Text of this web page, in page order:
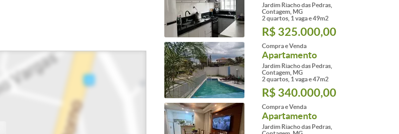
Jardim Riacho das Pedras,
Contagem, MG
2 quartos, 1 vaga e 49m2
R$ 325.000,00
Compra e Venda
Apartamento
Jardim Riacho das Pedras,
Contagem, MG
2 quartos, 1 vaga e 47m2
R$ 340.000,00
Compra e Venda
Apartamento
Jardim Riacho das Pedras,